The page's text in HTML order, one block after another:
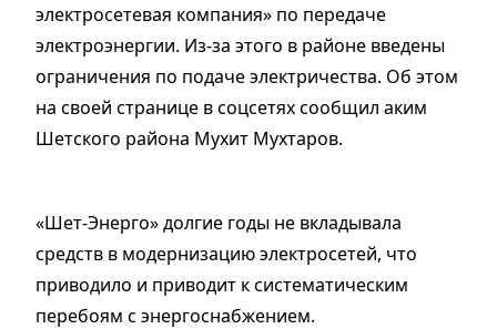
электросетевая компания» по передаче
электроэнергии. Из-за этого в районе введены
ограничения по подаче электричества. Об этом
на своей странице в соцсетях сообщил аким
Шетского района Мухит Мухтаров.
«Шет-Энерго» долгие годы не вкладывала
средств в модернизацию электросетей, что
приводило и приводит к систематическим
перебоям с энергоснабжением.